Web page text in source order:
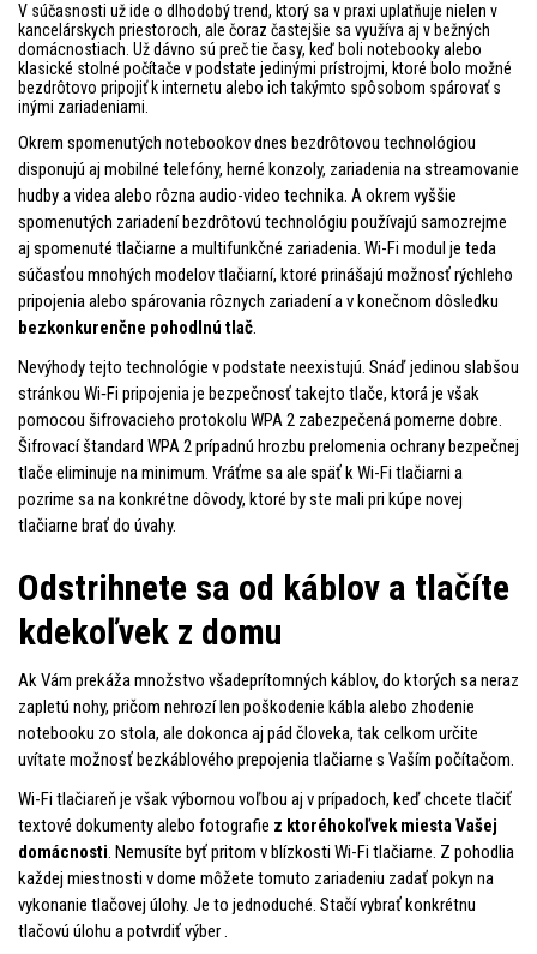
V súčasnosti už ide o dlhodobý trend, ktorý sa v praxi uplatňuje nielen v
kancelárskych priestoroch, ale čoraz častejšie sa využíva aj v bežných
domácnostiach. Už dávno sú preč tie časy, keď boli notebooky alebo
klasické stolné počítače v podstate jedinými prístrojmi, ktoré bolo možné
bezdrôtovo pripojiť k internetu alebo ich takýmto spôsobom spárovať s
inými zariadeniami.
Okrem spomenutých notebookov dnes bezdrôtovou technológiou
disponujú aj mobilné telefóny, herné konzoly, zariadenia na streamovanie
hudby a videa alebo rôzna audio-video technika. A okrem vyššie
spomenutých zariadení bezdrôtovú technológiu používajú samozrejme
aj spomenuté tlačiarne a multifunkčné zariadenia. Wi-Fi modul je teda
súčasťou mnohých modelov tlačiarní, ktoré prinášajú možnosť rýchleho
pripojenia alebo spárovania rôznych zariadení a v konečnom dôsledku
bezkonkurenčne pohodlnú tlač.
Nevýhody tejto technológie v podstate neexistujú. Snáď jedinou slabšou
stránkou Wi‑Fi pripojenia je bezpečnosť takejto tlače, ktorá je však
pomocou šifrovacieho protokolu WPA 2 zabezpečená pomerne dobre.
Šifrovací štandard WPA 2 prípadnú hrozbu prelomenia ochrany bezpečnej
tlače eliminuje na minimum. Vráťme sa ale späť k Wi-Fi tlačiarni a
pozrime sa na konkrétne dôvody, ktoré by ste mali pri kúpe novej
tlačiarne brať do úvahy.
Odstrihnete sa od káblov a tlačíte
kdekoľvek z domu
Ak Vám prekáža množstvo všadeprítomných káblov, do ktorých sa neraz
zapletú nohy, pričom nehrozí len poškodenie kábla alebo zhodenie
notebooku zo stola, ale dokonca aj pád človeka, tak celkom určite
uvítate možnosť bezkáblového prepojenia tlačiarne s Vaším počítačom.
Wi-Fi tlačiareň je však výbornou voľbou aj v prípadoch, keď chcete tlačiť
textové dokumenty alebo fotografie z ktoréhokoľvek miesta Vašej
domácnosti. Nemusíte byť pritom v blízkosti Wi-Fi tlačiarne. Z pohodlia
každej miestnosti v dome môžete tomuto zariadeniu zadať pokyn na
vykonanie tlačovej úlohy. Je to jednoduché. Stačí vybrať konkrétnu
tlačovú úlohu a potvrdiť výber .